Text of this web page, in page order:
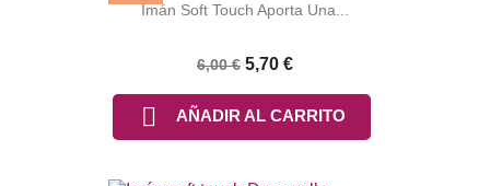
Imán Soft Touch Aporta Una...
6,00 € 5,70 €
 AÑADIR AL CARRITO